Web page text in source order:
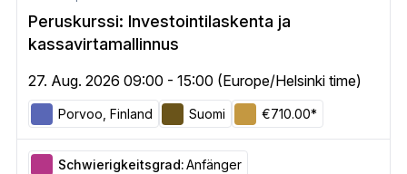
Peruskurssi: Investointilaskenta ja
kassavirtamallinnus
27. Aug. 2026 09:00 - 15:00 (Europe/Helsinki time)
Porvoo, Finland Suomi €710.00*
Schwierigkeitsgrad:Anfänger